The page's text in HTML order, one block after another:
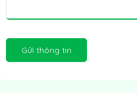
Gửi thông tin